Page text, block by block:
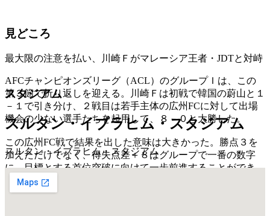
見どころ
最大限の注意を払い、川崎Ｆがマレーシア王者・JDTと対峙
AFCチャンピオンズリーグ（ACL）のグループＩは、この
第３節で折り返しを迎える。川崎Ｆは初戦で韓国の蔚山と１
－１で引き分け、２戦目は若手主体の広州FCに対して出場
機会の少ない選手たちを起用して、８－０と大勝した。
この広州FC戦で結果を出した意味は大きかった。勝点３を
加えただけでなく、得失点差＋８はグループで一番の数字
に。目標とする首位突破に向けて一歩前進することができ
た。それにACLに入るまで離脱していた車屋 紳太郎がフル
出場。チャナティップも先発出場し、ともにゴールを決めて
スタジアム
スルタン・イブラヒム・スタジアム
スルタン・イブラヒム・スタジアム